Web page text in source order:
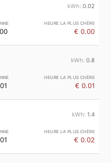
0.02
€ 0.00
0.8
€ 0.01
1.4
€ 0.02